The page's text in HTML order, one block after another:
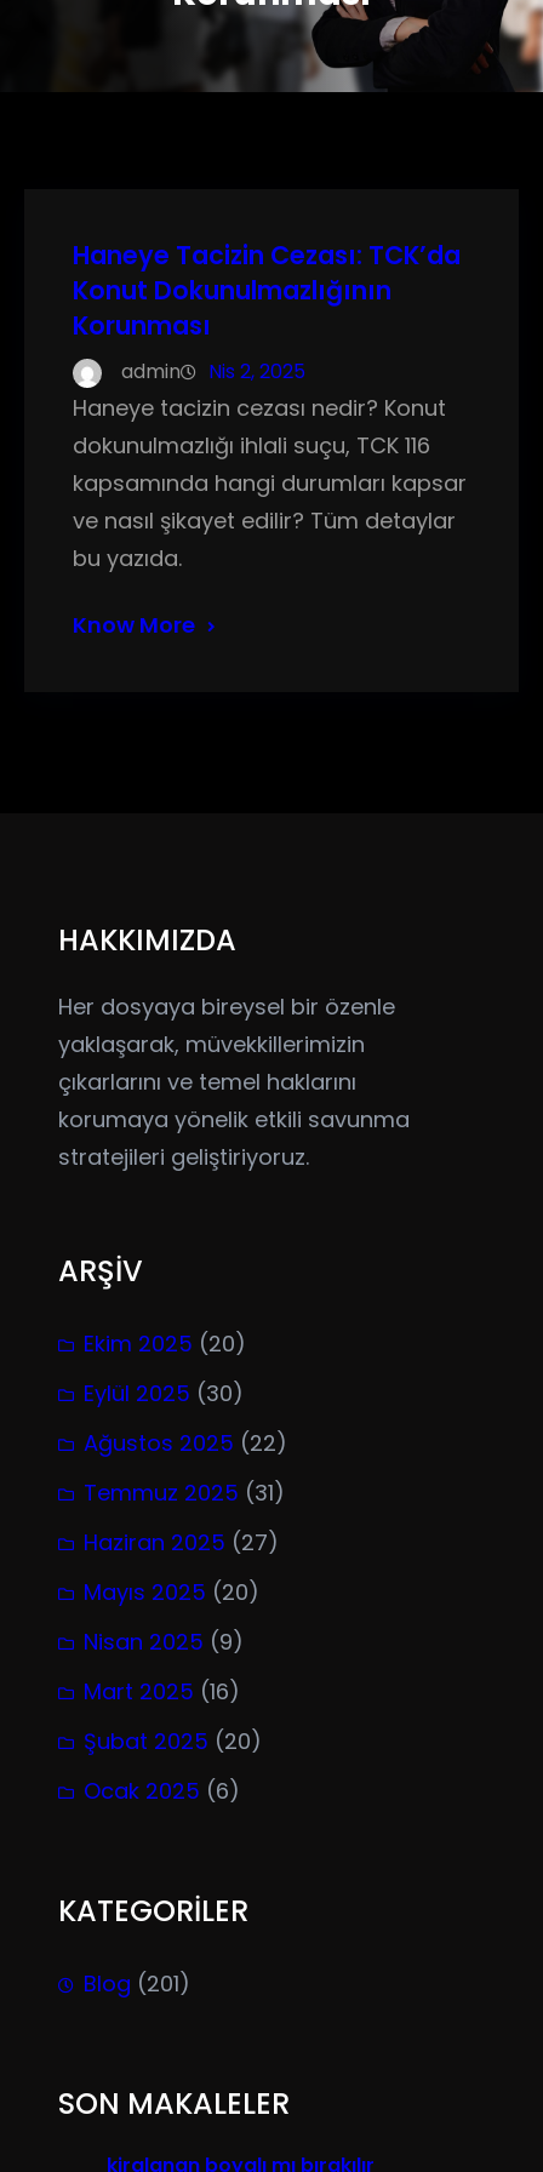
Haneye Tacizin Cezası: TCK’da
Konut Dokunulmazlığının
Korunması
admin Nis 2, 2025
Haneye tacizin cezası nedir? Konut
dokunulmazlığı ihlali suçu, TCK 116
kapsamında hangi durumları kapsar
ve nasıl şikayet edilir? Tüm detaylar
bu yazıda.
Know More
HAKKIMIZDA
Her dosyaya bireysel bir özenle
yaklaşarak, müvekkillerimizin
çıkarlarını ve temel haklarını
korumaya yönelik etkili savunma
stratejileri geliştiriyoruz.
ARŞİV
Ekim 2025 (20)
Eylül 2025 (30)
Ağustos 2025 (22)
Temmuz 2025 (31)
Haziran 2025 (27)
Mayıs 2025 (20)
Nisan 2025 (9)
Mart 2025 (16)
Şubat 2025 (20)
Ocak 2025 (6)
KATEGORİLER
Blog (201)
SON MAKALELER
kiralanan boyalı mı bırakılır